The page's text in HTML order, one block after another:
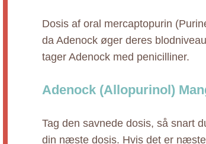
Dosis af oral mercaptopurin
da Adenock øger deres
tager Adenock med penicilliner.
Adenock (Allopurinol)
Tag den savnede dosis, så snart
din næste dosis. Hvis det er